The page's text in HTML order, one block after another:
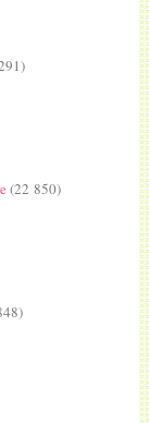
(22 850)